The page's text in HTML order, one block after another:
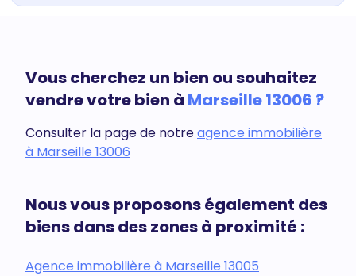
Vous cherchez un bien ou souhaitez
vendre votre bien à Marseille 13006 ?
Consulter la page de notreagence immobilière
à Marseille 13006
Nous vous proposons également des
biens dans des zones à proximité :
Agence immobilière à Marseille 13005